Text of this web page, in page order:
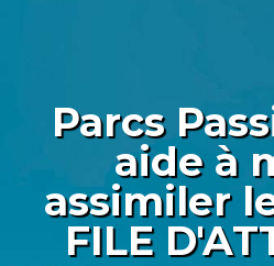
Parcs
aide à
assimiler
FILE